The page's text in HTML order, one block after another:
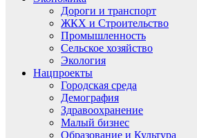
Дороги и транспорт
ЖКХ и Строительство
Промышленность
Сельское хозяйство
Экология
Нацпроекты
Городская среда
Демография
Здравоохранение
Малый бизнес
Образование и Культура